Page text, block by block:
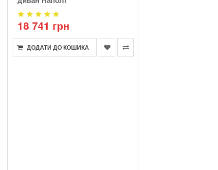
18 741 грн
ДОДАТИ ДО КОШИКА